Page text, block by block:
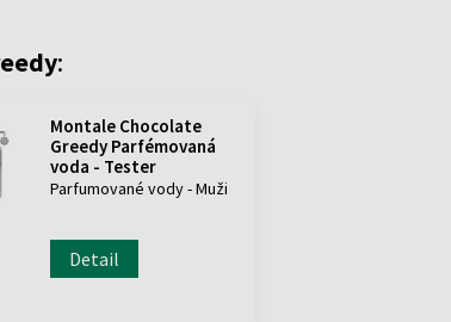
:
Montale Chocolate
Greedy Parfémovaná
voda - Tester
Parfumované vody - Muži
Detail